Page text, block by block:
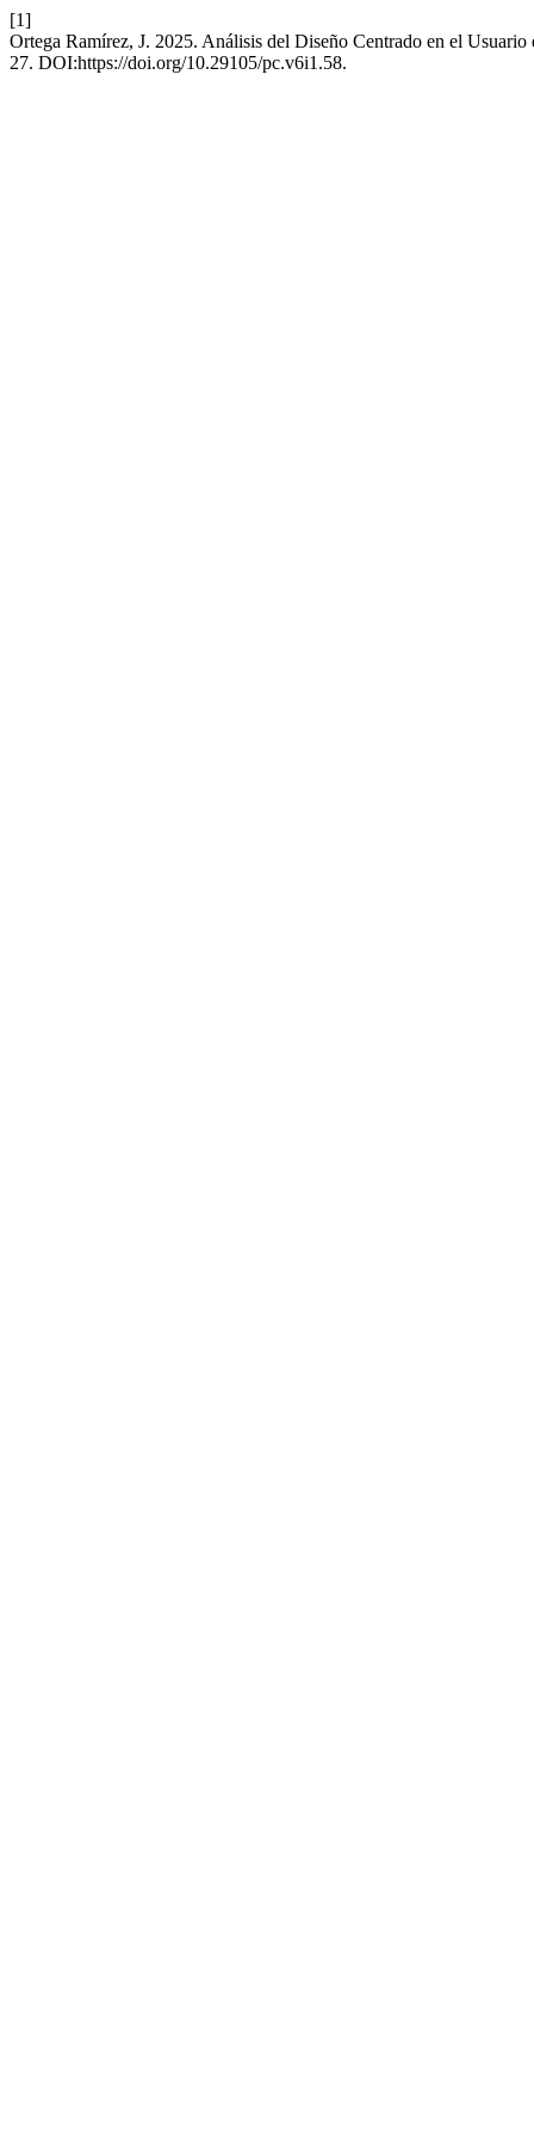
[1]
Ortega Ramírez, J. 2025. Análisis del Diseño Centrado en el
27. DOI:https://doi.org/10.29105/pc.v6i1.58.